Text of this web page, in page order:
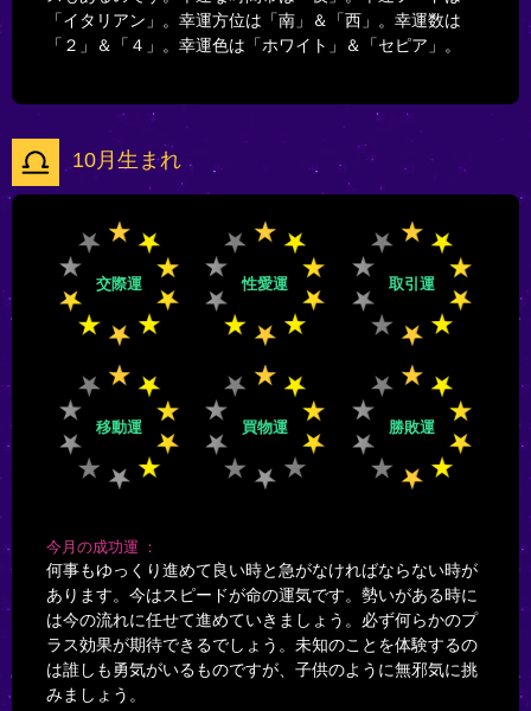
「イタリアン」。幸運方位は「南」＆「西」。幸運数は
「２」＆「４」。幸運色は「ホワイト」＆「セピア」。
10月生まれ
交際運 性愛運 取引運
移動運 買物運 勝敗運
今月の成功運
何事もゆっくり進めて良い時と急がなければならない時が
あります。今はスピードが命の運気です。勢いがある時に
は今の流れに任せて進めていきましょう。必ず何らかのプ
ラス効果が期待できるでしょう。未知のことを体験するの
は誰しも勇気がいるものですが、子供のように無邪気に挑
みましょう。